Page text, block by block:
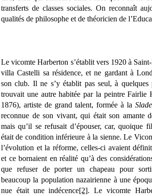
transferts de classes sociales. On reconnaît
qualités de philosophe et de théoricien de
Le vicomte Harberton s’établit vers 1920 à
villa Castelli sa résidence, et ne gardant à
son club. Il ne s’y établit pas seul, à quelques
trouvait une autre habitée par la peintre Fairlie
1876), artiste de grand talent, formée à la
reconnue de son vivant, qui était son amante
mais qu’il se refusait d’épouser, car, quoique
était de condition inférieure à la sienne. Le
l’évolution et la réforme, celles-ci avaient
et ce bornaient en réalité qu’à des
que refuser de porter un chapeau pour
beaucoup la population nazairienne à une
nue était une indécence[2]. Le vicomte